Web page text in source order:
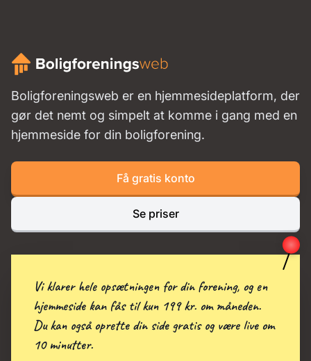
Boligforeningsweb er en hjemmesideplatform, der
gør det nemt og simpelt at komme i gang med en
hjemmeside for din boligforening.
Få gratis konto
Se priser
Vi klarer hele opsætningen for din forening, og en
hjemmeside kan fås til kun 199 kr. om måneden.
Du kan også oprette din side gratis og være live om
10 minutter.